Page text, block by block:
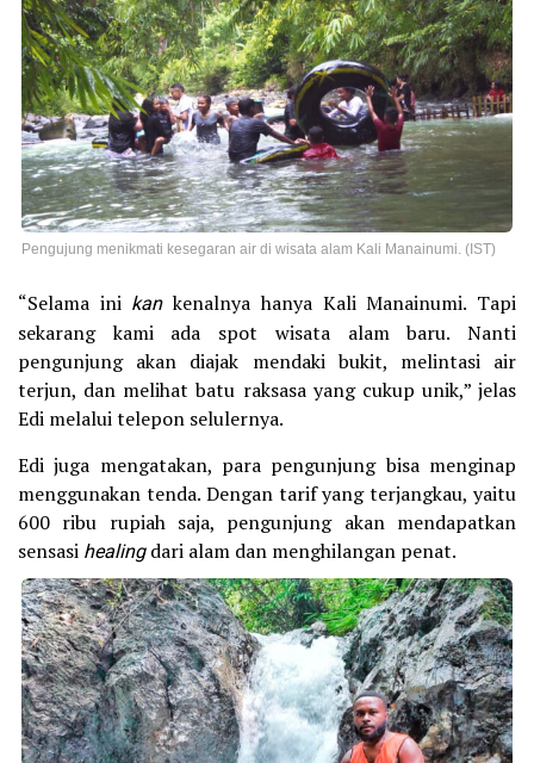
Pengujung menikmati kesegaran air di wisata alam Kali Manainumi. (IST)
“Selama ini kankenalnya hanya Kali Manainumi. Tapi
sekarang kami ada spot wisata alam baru. Nanti
pengunjung akan diajak mendaki bukit, melintasi air
terjun, dan melihat batu raksasa yang cukup unik,” jelas
Edi melalui telepon selulernya.
Edi juga mengatakan, para pengunjung bisa menginap
menggunakan tenda. Dengan tarif yang terjangkau, yaitu
600 ribu rupiah saja, pengunjung akan mendapatkan
sensasi healingdari alam dan menghilangan penat.